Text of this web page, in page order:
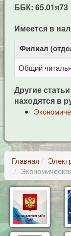
ББК: 65.01я73
Имеется в
Филиал
Общий
Другие
находятся в
Главная